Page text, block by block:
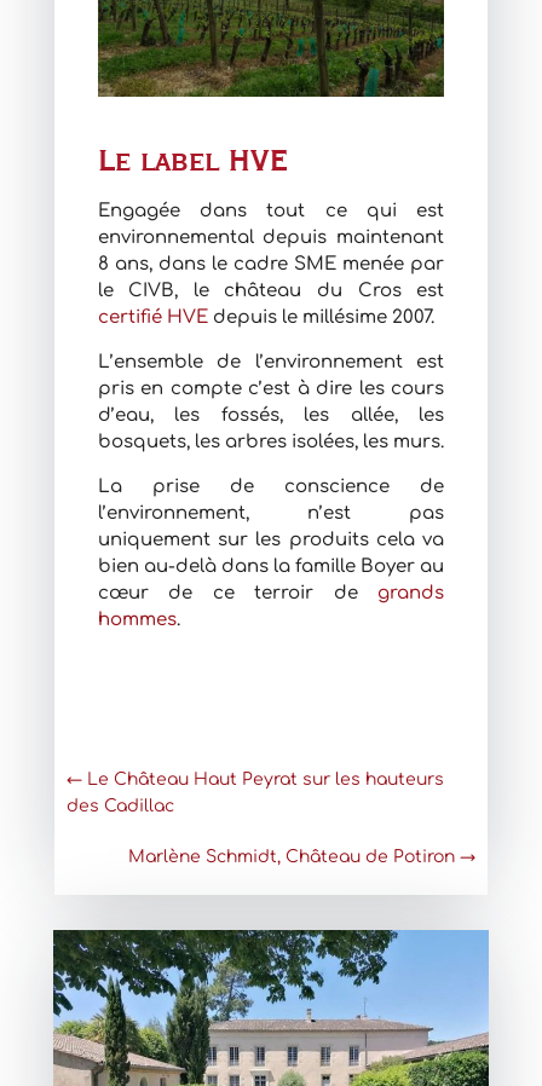
Le label HVE
Engagée dans tout ce qui est
environnemental depuis maintenant
8 ans, dans le cadre SME menée par
le CIVB, le château du Cros est
certifié HVEdepuis le millésime 2007.
L’ensemble de l’environnement est
pris en compte c’est à dire les cours
d’eau, les fossés, les allée, les
bosquets, les arbres isolées, les murs.
La prise de conscience de
l’environnement, n’est pas
uniquement sur les produits cela va
bien au-delà dans la famille Boyer au
cœur de ce terroir de grands
hommes.
← Le Château Haut Peyrat sur les hauteurs
des Cadillac
Marlène Schmidt, Château de Potiron →